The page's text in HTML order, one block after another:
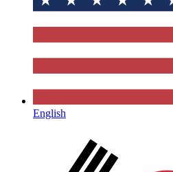
English